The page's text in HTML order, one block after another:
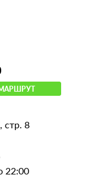
стр. 8
22:00